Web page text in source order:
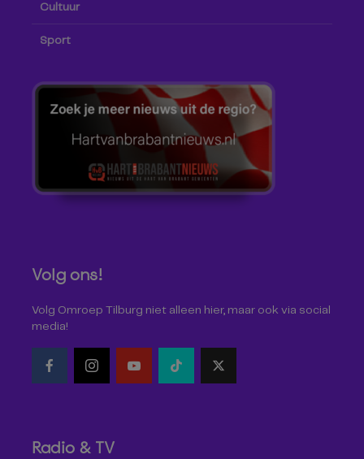
Cultuur
Sport
Volg ons!
Volg Omroep Tilburg niet alleen hier, maar ook via social
media!
Radio & TV